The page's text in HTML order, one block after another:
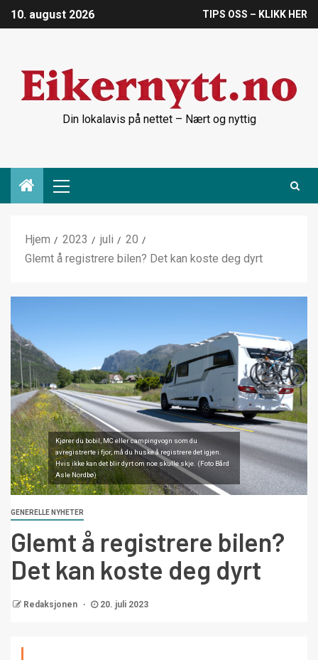
10. august 2026 TIPS OSS – KLIKK HER
Din lokalavis på nettet – Nært og nyttig
Hjem 2023 juli
20
Glemt å registrere bilen? Det kan koste deg dyrt
Kjører du bobil, MC eller campingvogn som du
avregistrerte i fjor, må du huske å registrere det igjen.
Hvis ikke kan det blir dyrt om noe skulle skje. (Foto Bård
Asle Nordbø)
GENERELLE NYHETER
Glemt å registrere bilen?
Det kan koste deg dyrt
Redaksjonen 20. juli 2023